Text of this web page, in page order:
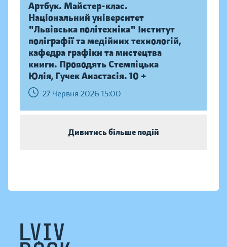
Артбук. Майстер-клас.
Національний університет
"Львівська політехніка" Інститут
поліграфії та медійних технологій,
кафедра графіки та мистецтва
книги. Проводять Стемпіцька
Юлія, Гучек Анастасія. 10 +
27 Червня 2026 15:00
Дивитись більше подій